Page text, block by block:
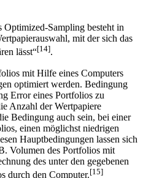
Optimized-Sampling besteht in
mit der sich das
mit Hilfe eines Computers
optimiert werden. Bedingung
Error eines Portfolios zu
Anzahl der Wertpapiere
Bedingung auch sein, bei einer
einen möglichst niedrigen
Hauptbedingungen lassen sich
Volumen des Portfolios mit
des unter den gegebenen